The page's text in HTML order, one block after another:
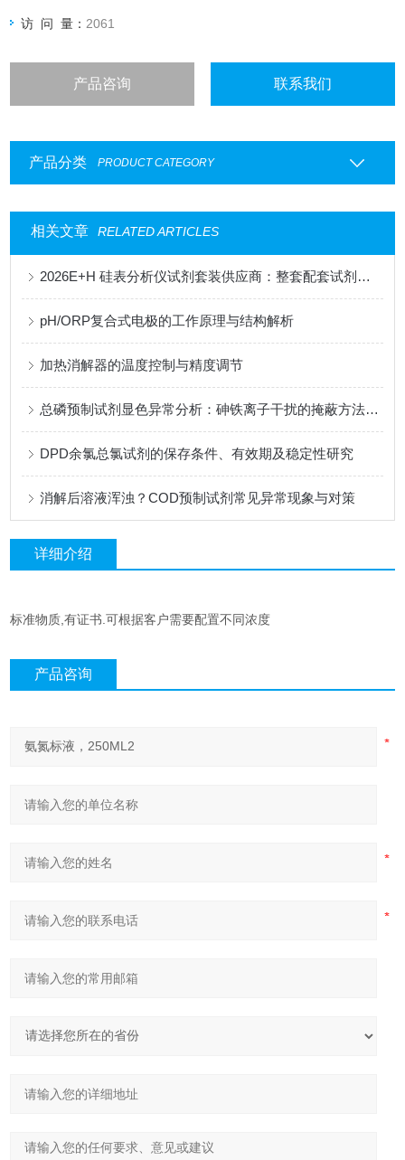
访 问 量： 2061
产品咨询 联系我们
产品分类 PRODUCT CATEGORY
相关文章 RELATED ARTICLES
2026E+H 硅表分析仪试剂套装供应商：整套配套试剂，适配电厂在线监测场景
pH/ORP复合式电极的工作原理与结构解析
加热消解器的温度控制与精度调节
总磷预制试剂显色异常分析：砷铁离子干扰的掩蔽方法与质控样验证
DPD余氯总氯试剂的保存条件、有效期及稳定性研究
消解后溶液浑浊？COD预制试剂常见异常现象与对策
详细介绍
标准物质,有证书.可根据客户需要配置不同浓度
产品咨询